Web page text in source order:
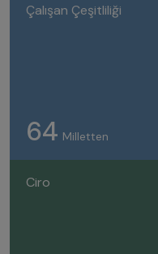
Çalışan Çeşitliliği
64 Milletten
Ciro